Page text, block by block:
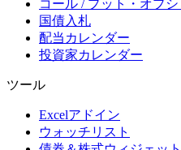
コール / プット・オプシ
国債入札
配当カレンダー
投資家カレンダー
ツール
Excelアドイン
ウォッチリスト